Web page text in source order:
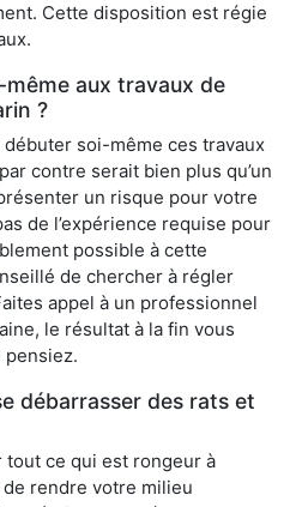
Cette disposition est régie
aux travaux de
?
débuter soi-même ces travaux
contre serait bien plus qu’un
un risque pour votre
de l’expérience requise pour
possible à cette
de chercher à régler
appel à un professionnel
le résultat à la fin vous
pensiez.
débarrasser des rats et
tout ce qui est rongeur à
rendre votre milieu